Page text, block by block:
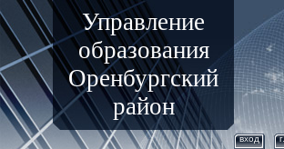
Управление
образования
Оренбургский
район
вход